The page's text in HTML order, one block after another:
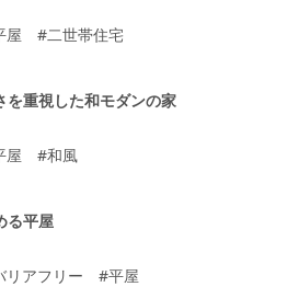
屋 #二世帯住宅
を重視した和モダンの家
屋 #和風
る平屋
リアフリー #平屋